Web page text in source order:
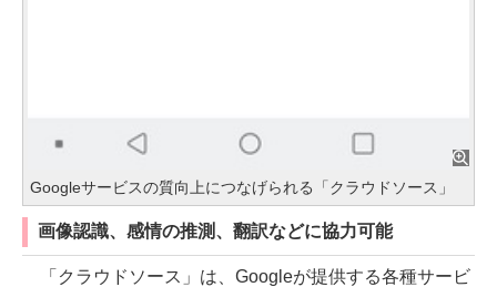
Googleサービスの質向上につなげられる「クラウドソース」
画像認識、感情の推測、翻訳などに協力可能
「クラウドソース」は、Googleが提供する各種サービ